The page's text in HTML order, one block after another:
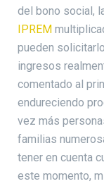
del bono social,
IPREM
pueden
ingresos
comentado al
endureciendo
vez más
familias
tener en cuenta
este momento,